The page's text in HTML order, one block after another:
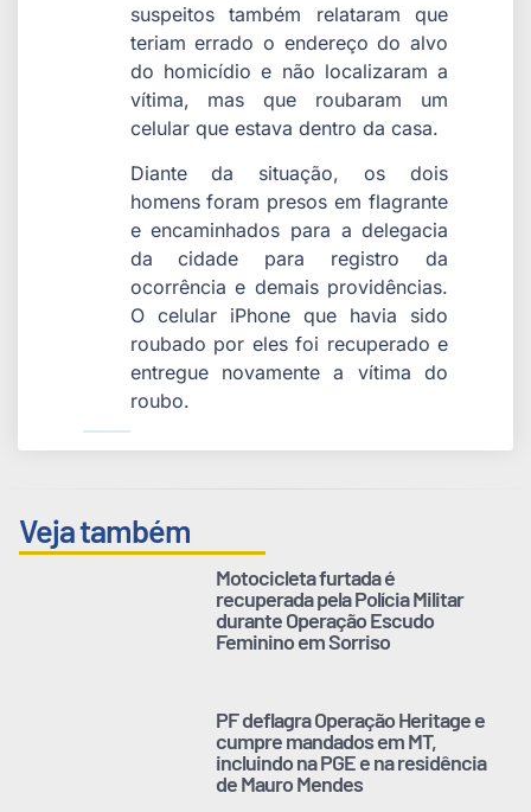
suspeitos também relataram que
teriam errado o endereço do alvo
do homicídio e não localizaram a
vítima, mas que roubaram um
celular que estava dentro da casa.
Diante da situação, os dois
homens foram presos em flagrante
e encaminhados para a delegacia
da cidade para registro da
ocorrência e demais providências.
O celular iPhone que havia sido
roubado por eles foi recuperado e
entregue novamente a vítima do
roubo.
Veja também
Motocicleta furtada é
recuperada pela Polícia Militar
durante Operação Escudo
Feminino em Sorriso
PF deflagra Operação Heritage e
cumpre mandados em MT,
incluindo na PGE e na residência
de Mauro Mendes